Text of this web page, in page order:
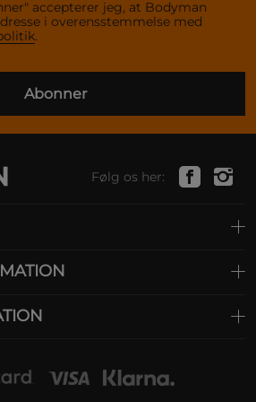
accepterer jeg, at Bodyman
i overensstemmelse med
.
Abonner
Følg os her: